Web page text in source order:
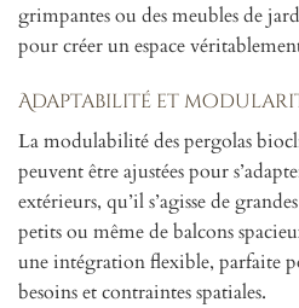
grimpantes ou des meubles de
pour créer un espace
Adaptabilité et
La modulabilité des pergolas
peuvent être ajustées pour
extérieurs, qu’il s’agisse de
petits ou même de balcons
une intégration flexible, parfaite
besoins et contraintes spatiales.